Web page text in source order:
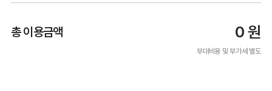
총 이용금액 0 원
부대비용 및 부가세 별도